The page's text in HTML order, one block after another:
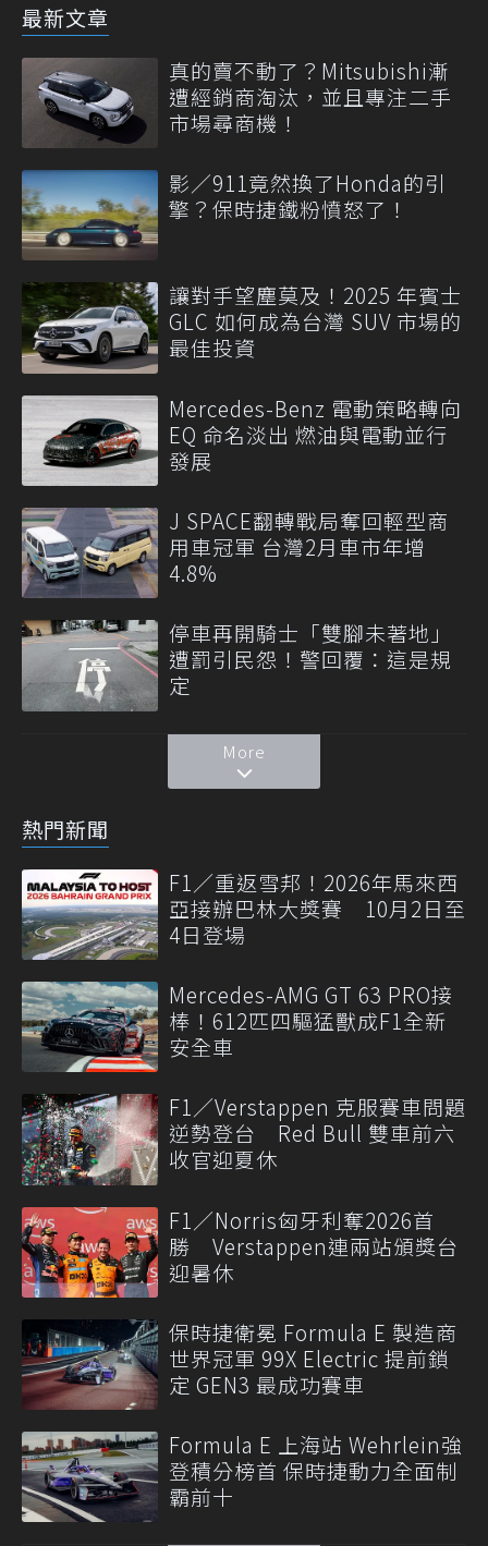
最新文章
真的賣不動了？Mitsubishi漸
遭經銷商淘汰，並且專注二手
市場尋商機！
影／911竟然換了Honda的引
擎？保時捷鐵粉憤怒了！
讓對手望塵莫及！2025 年賓士
GLC 如何成為台灣 SUV 市場的
最佳投資
Mercedes-Benz 電動策略轉向
EQ 命名淡出 燃油與電動並行
發展
J SPACE翻轉戰局奪回輕型商
用車冠軍 台灣2月車市年增
4.8%
停車再開騎士「雙腳未著地」
遭罰引民怨！警回覆：這是規
定
More
熱門新聞
F1／重返雪邦！2026年馬來西
亞接辦巴林大獎賽 10月2日至
4日登場
Mercedes-AMG GT 63 PRO接
棒！612匹四驅猛獸成F1全新
安全車
F1／Verstappen 克服賽車問題
逆勢登台 Red Bull 雙車前六
收官迎夏休
F1／Norris匈牙利奪2026首
勝 Verstappen連兩站頒獎台
迎暑休
保時捷衛冕 Formula E 製造商
世界冠軍 99X Electric 提前鎖
定 GEN3 最成功賽車
Formula E 上海站 Wehrlein強
登積分榜首 保時捷動力全面制
霸前十